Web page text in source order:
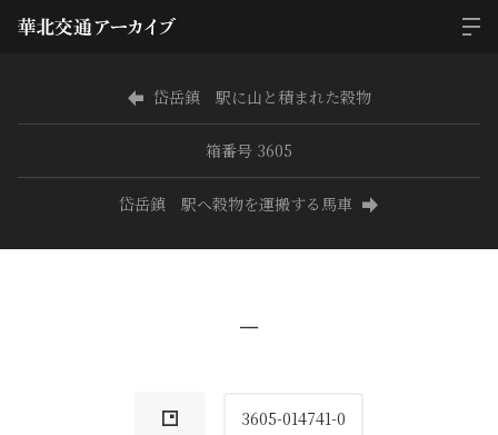
岱岳鎮 駅に山と積まれた穀物
箱番号 3605
岱岳鎮 駅へ穀物を運搬する馬車
−
3605-014741-0